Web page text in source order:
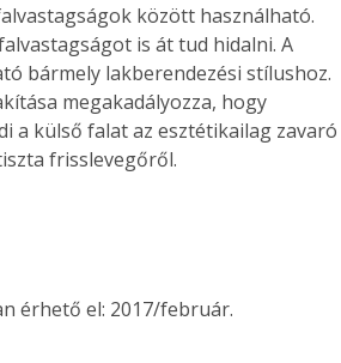
között használható.
is át tud hidalni. A
bármely lakberendezési stílushoz.
megakadályozza, hogy
a külső falat az esztétikailag zavaró
frisslevegőről.
érhető el: 2017/február.